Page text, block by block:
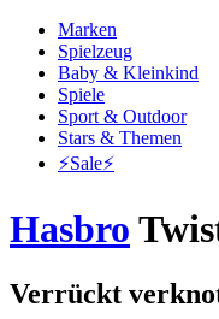
Marken
Spielzeug
Baby & Kleinkind
Spiele
Sport & Outdoor
Stars & Themen
⚡️Sale⚡️
Hasbro
Verrückt